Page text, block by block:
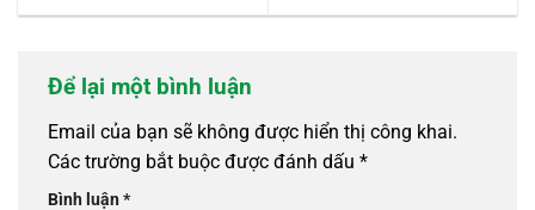
Để lại một bình luận
Email của bạn sẽ không được hiển thị công khai.
Các trường bắt buộc được đánh dấu *
Bình luận*